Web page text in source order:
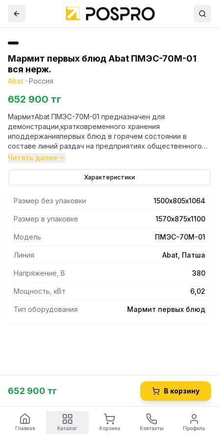
Мармит первых блюд Abat ПМЭС-70М-01
вся нерж.
Abat · Россия
652 900 тг
МармитAbat ПМЭС-70М-01 предназначен для
демонстрации,кратковременного хранения
иподдержанияпервых блюд в горячем состоянии в
составе линий раздач на предприятиях общественного
питания и торговли.
- Мармит первых блюд - 3 конфорки с регулировкой
мощности.
- Полканад мармитом с подсветкой для выкладки блюд.
выполнена из нержавеющей стали.
Читать далее
Характеристики
Размер без упаковки 1500х805х1064
Размер в упаковке 1570х875х1100
Модель ПМЭС-70М-01
Линия Abat, Патша
Напряжение, В 380
Мощность, кВт 6,02
Тип оборудования Мармит первых блюд
652 900 тг В корзину
Главная Каталог Корзина Контакты Профиль